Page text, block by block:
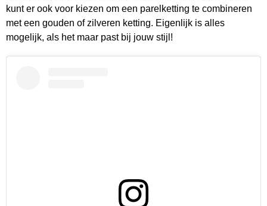
kunt er ook voor kiezen om een parelketting te combineren
met een gouden of zilveren ketting. Eigenlijk is alles
mogelijk, als het maar past bij jouw stijl!